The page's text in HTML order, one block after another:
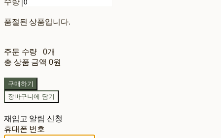
품절된 상품입니다.
주문 수량
0개
총 상품 금액 0원
구매하기
장바구니에 담기
재입고 알림 신청
휴대폰 번호